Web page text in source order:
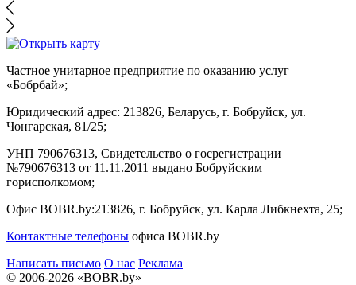
Частное унитарное предприятие по оказанию услуг
«Бобрбай»;
Юридический адрес: 213826, Беларусь, г. Бобруйск, ул.
Чонгарская, 81/25;
УНП 790676313, Свидетельство о госрегистрации
№790676313 от 11.11.2011 выдано Бобруйским
горисполкомом;
Офис BOBR.by:213826, г. Бобруйск, ул. Карла Либкнехта, 25;
Контактные телефоны офиса BOBR.by
Написать письмо О нас Реклама
© 2006-2026 «BOBR.by»